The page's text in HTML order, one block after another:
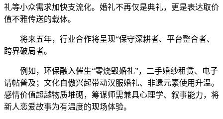
礼等小众需求加快支流化。婚礼不再仅是典礼，更是表达取价
值不雅传送的载体。
将来五年，行业合作将呈现“保守深耕者、平台整合者、
跨界破局者。
例如，环保融入催生“零烧毁婚礼”，二手婚纱租赁、电子
请帖普及；文化自傲兴起带动汉服婚礼、非遗元素使用升温。
感情价值超越物质堆砌，筹谋师需兼具心理学、叙事能力，将
新人恋爱故事为有温度的现场体验。